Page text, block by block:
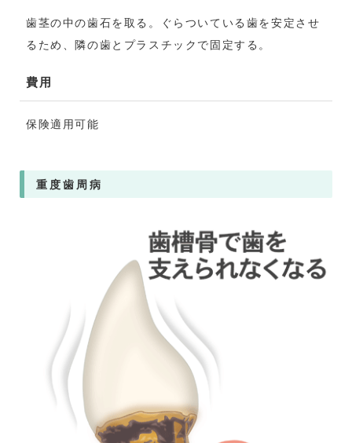
歯茎の中の歯石を取る。ぐらついている歯を安定させ
るため、隣の歯とプラスチックで固定する。
費用
保険適用可能
重度歯周病